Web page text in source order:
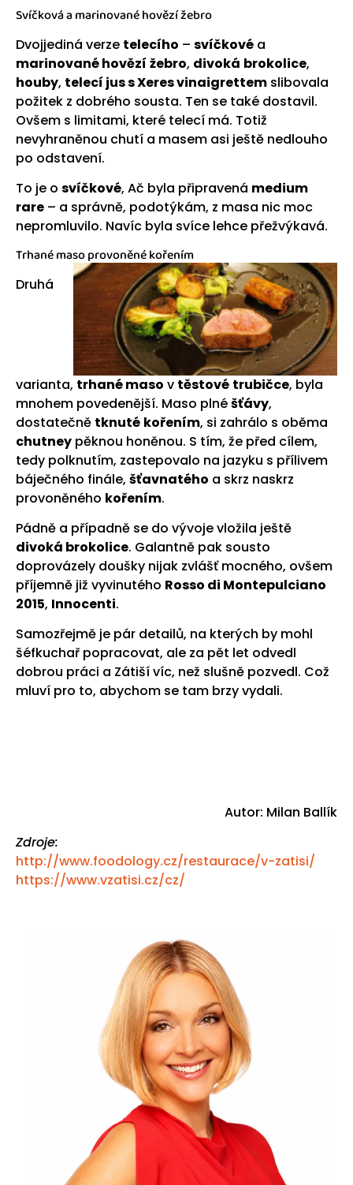
Svíčková a marinované hovězí žebro
Dvojjediná verze telecího – svíčkové a
marinované hovězí žebro, divoká brokolice,
houby, telecí jus s Xeres vinaigrettem slibovala
požitek z dobrého sousta. Ten se také dostavil.
Ovšem s limitami, které telecí má. Totiž
nevyhraněnou chutí a masem asi ještě nedlouho
po odstavení.
To je o svíčkové, Ač byla připravená medium
rare – a správně, podotýkám, z masa nic moc
nepromluvilo. Navíc byla svíce lehce přežvýkavá.
Trhané maso provoněné kořením
Druhá
varianta, trhané maso v těstové trubičce, byla
mnohem povedenější. Maso plnéšťávy,
dostatečně tknuté kořením, si zahrálo s oběma
chutney pěknou honěnou. S tím, že před cílem,
tedy polknutím, zastepovalo na jazyku s přílivem
báječného finále, šťavnatého a skrz naskrz
provoněného kořením.
Pádně a případně se do vývoje vložila ještě
divoká brokolice. Galantně pak sousto
doprovázely doušky nijak zvlášť mocného, ovšem
příjemně již vyvinutého Rosso di Montepulciano
2015, Innocenti.
Samozřejmě je pár detailů, na kterých by mohl
šéfkuchař popracovat, ale za pět let odvedl
dobrou práci a Zátiší víc, než slušně pozvedl. Což
mluví pro to, abychom se tam brzy vydali.
Autor: Milan Ballík
Zdroje:
http://www.foodology.cz/restaurace/v-zatisi/
https://www.vzatisi.cz/cz/